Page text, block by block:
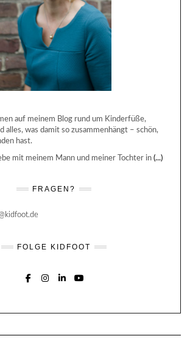
auf meinem Blog rund um Kinderfüße,
alles, was damit so zusammenhängt – schön,
hast.
mit meinem Mann und meiner Tochter in (...)
FRAGEN?
FOLGE KIDFOOT